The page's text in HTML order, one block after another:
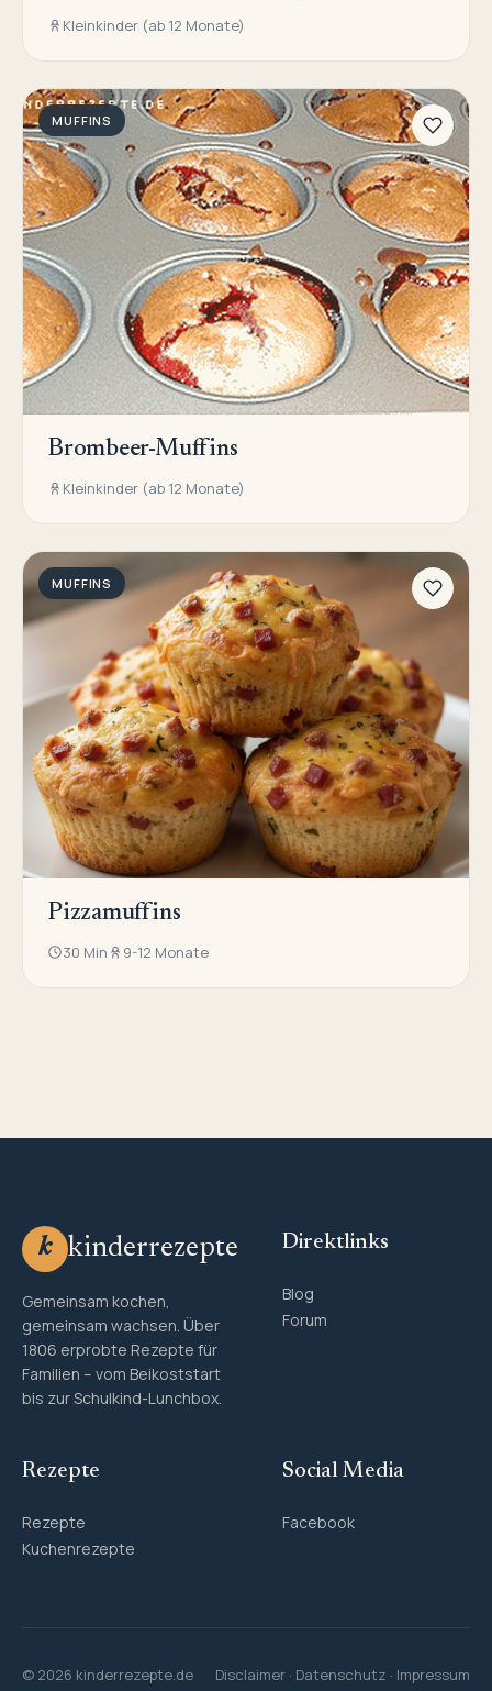
Kleinkinder (ab 12 Monate)
MUFFINS
Brombeer-Muffins
Kleinkinder (ab 12 Monate)
MUFFINS
Pizzamuffins
30 Min 9-12 Monate
k kinderrezepte
Gemeinsam kochen,
gemeinsam wachsen. Über
1806 erprobte Rezepte für
Familien – vom Beikoststart
bis zur Schulkind-Lunchbox.
Direktlinks
Blog
Forum
Rezepte
Rezepte
Kuchenrezepte
Social Media
Facebook
© 2026 kinderrezepte.de Disclaimer · Datenschutz · Impressum